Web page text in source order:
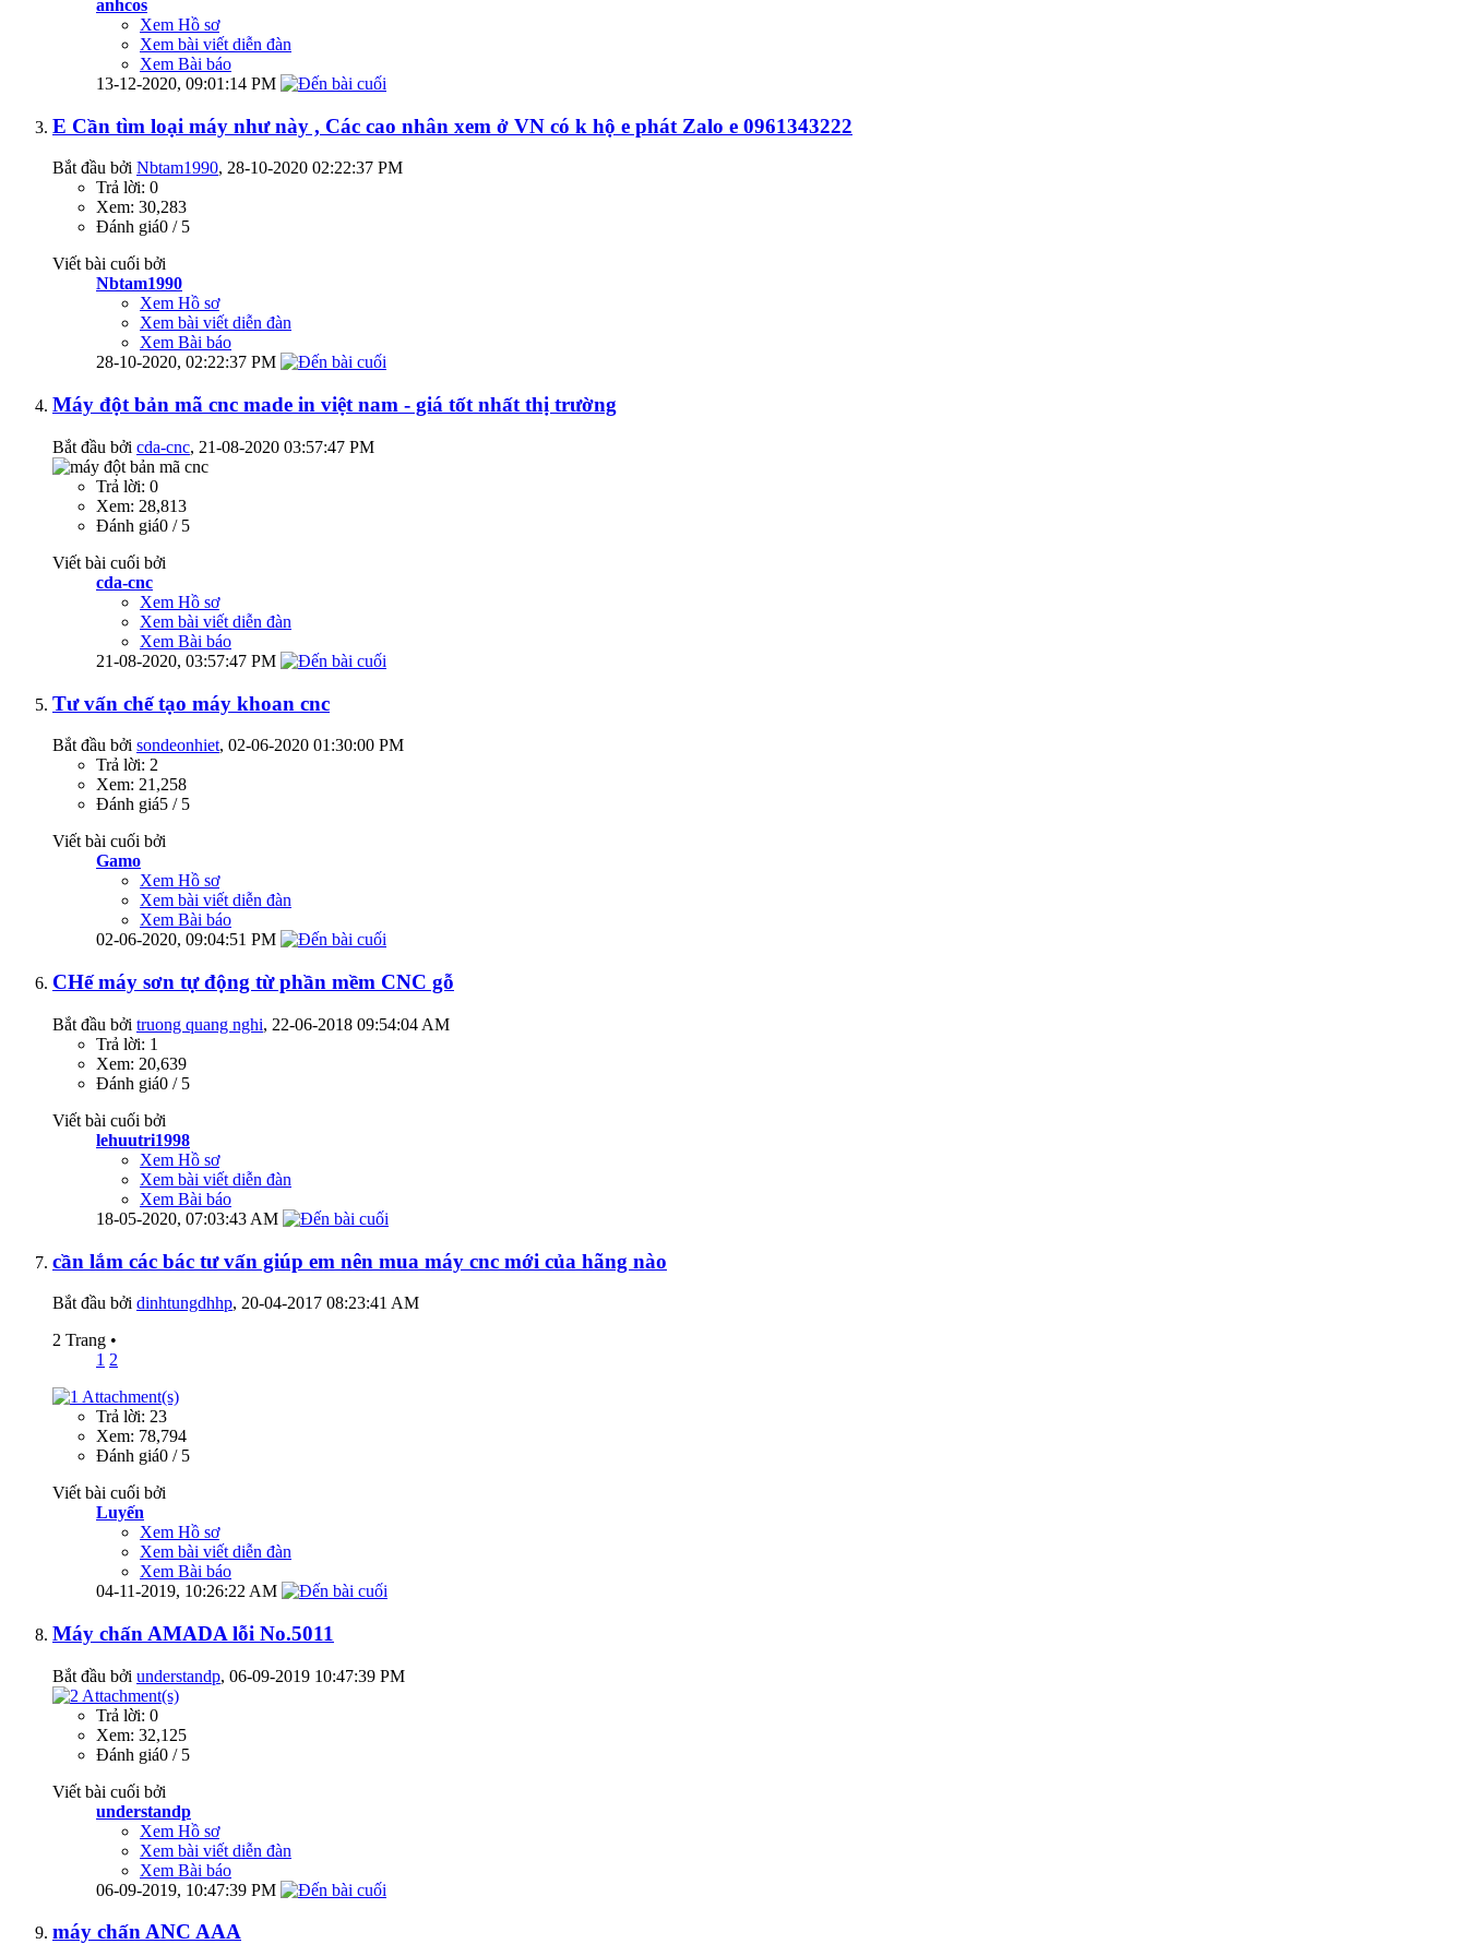
anhcos
Xem Hồ sơ
Xem bài viết diễn đàn
Xem Bài báo
13-12-2020, 09:01:14 PM
E Cần tìm loại máy như này , Các cao nhân xem ở VN có k hộ e phát Zalo e 0961343222
Bắt đầu bởi Nbtam1990‎, 28-10-2020 02:22:37 PM
Trả lời: 0
Xem: 30,283
Đánh giá0 / 5
Viết bài cuối bởi
Nbtam1990
Xem Hồ sơ
Xem bài viết diễn đàn
Xem Bài báo
28-10-2020, 02:22:37 PM
Máy đột bản mã cnc made in việt nam - giá tốt nhất thị trường
Bắt đầu bởi cda-cnc‎, 21-08-2020 03:57:47 PM
Trả lời: 0
Xem: 28,813
Đánh giá0 / 5
Viết bài cuối bởi
cda-cnc
Xem Hồ sơ
Xem bài viết diễn đàn
Xem Bài báo
21-08-2020, 03:57:47 PM
Tư vấn chế tạo máy khoan cnc
Bắt đầu bởi sondeonhiet‎, 02-06-2020 01:30:00 PM
Trả lời: 2
Xem: 21,258
Đánh giá5 / 5
Viết bài cuối bởi
Gamo
Xem Hồ sơ
Xem bài viết diễn đàn
Xem Bài báo
02-06-2020, 09:04:51 PM
CHế máy sơn tự động từ phần mềm CNC gỗ
Bắt đầu bởi truong quang nghi‎, 22-06-2018 09:54:04 AM
Trả lời: 1
Xem: 20,639
Đánh giá0 / 5
Viết bài cuối bởi
lehuutri1998
Xem Hồ sơ
Xem bài viết diễn đàn
Xem Bài báo
18-05-2020, 07:03:43 AM
cần lắm các bác tư vấn giúp em nên mua máy cnc mới của hãng nào
Bắt đầu bởi dinhtungdhhp‎, 20-04-2017 08:23:41 AM
2 Trang •
1 2
Trả lời: 23
Xem: 78,794
Đánh giá0 / 5
Viết bài cuối bởi
Luyến
Xem Hồ sơ
Xem bài viết diễn đàn
Xem Bài báo
04-11-2019, 10:26:22 AM
Máy chấn AMADA lỗi No.5011
Bắt đầu bởi understandp‎, 06-09-2019 10:47:39 PM
Trả lời: 0
Xem: 32,125
Đánh giá0 / 5
Viết bài cuối bởi
understandp
Xem Hồ sơ
Xem bài viết diễn đàn
Xem Bài báo
06-09-2019, 10:47:39 PM
máy chấn ANC AAA